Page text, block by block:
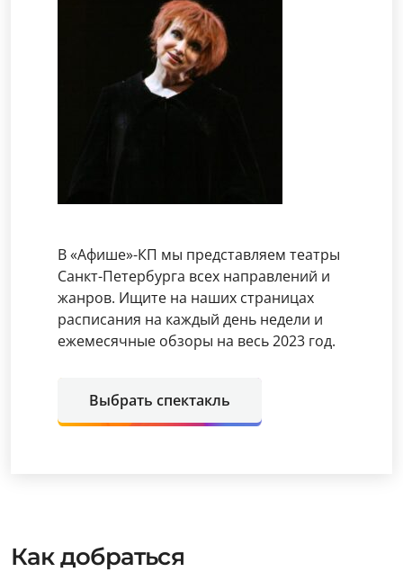
В «Афише»-КП мы представляем театры
Санкт-Петербурга всех направлений и
жанров. Ищите на наших страницах
расписания на каждый день недели и
ежемесячные обзоры на весь 2023 год.
Выбрать спектакль
Как добраться